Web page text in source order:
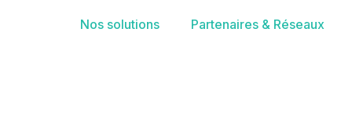
Nos solutions Partenaires & Réseaux